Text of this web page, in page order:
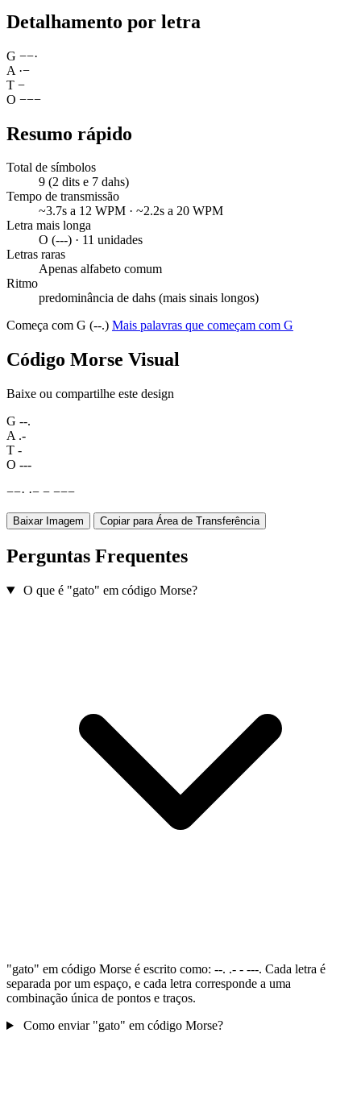
Detalhamento por letra
G −−·
A ·−
T −
O −−−
Resumo rápido
Total de símbolos
9 (2 dits e 7 dahs)
Tempo de transmissão
~3.7s a 12 WPM · ~2.2s a 20 WPM
Letra mais longa
O (---) · 11 unidades
Letras raras
Apenas alfabeto comum
Ritmo
predominância de dahs (mais sinais longos)
Começa com G (--.) Mais palavras que começam com G
Código Morse Visual
Baixe ou compartilhe este design
G --.
A .-
T -
O ---
−−· ·− − −−−
Baixar Imagem Copiar para Área de Transferência
Perguntas Frequentes
O que é "gato" em código Morse?
"gato" em código Morse é escrito como: --. .- - ---. Cada letra é
separada por um espaço, e cada letra corresponde a uma
combinação única de pontos e traços.
Como enviar "gato" em código Morse?